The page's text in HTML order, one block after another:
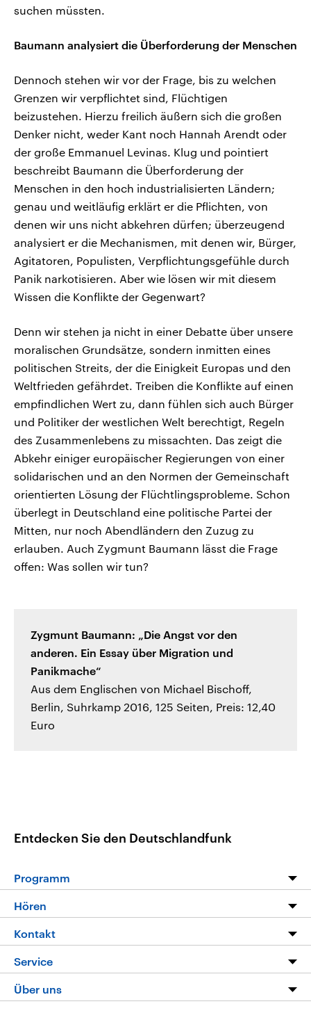
suchen müssten.
Baumann analysiert die Überforderung der Menschen
Dennoch stehen wir vor der Frage, bis zu welchen
Grenzen wir verpflichtet sind, Flüchtigen
beizustehen. Hierzu freilich äußern sich die großen
Denker nicht, weder Kant noch Hannah Arendt oder
der große Emmanuel Levinas. Klug und pointiert
beschreibt Baumann die Überforderung der
Menschen in den hoch industrialisierten Ländern;
genau und weitläufig erklärt er die Pflichten, von
denen wir uns nicht abkehren dürfen; überzeugend
analysiert er die Mechanismen, mit denen wir, Bürger,
Agitatoren, Populisten, Verpflichtungsgefühle durch
Panik narkotisieren. Aber wie lösen wir mit diesem
Wissen die Konflikte der Gegenwart?
Denn wir stehen ja nicht in einer Debatte über unsere
moralischen Grundsätze, sondern inmitten eines
politischen Streits, der die Einigkeit Europas und den
Weltfrieden gefährdet. Treiben die Konflikte auf einen
empfindlichen Wert zu, dann fühlen sich auch Bürger
und Politiker der westlichen Welt berechtigt, Regeln
des Zusammenlebens zu missachten. Das zeigt die
Abkehr einiger europäischer Regierungen von einer
solidarischen und an den Normen der Gemeinschaft
orientierten Lösung der Flüchtlingsprobleme. Schon
überlegt in Deutschland eine politische Partei der
Mitten, nur noch Abendländern den Zuzug zu
erlauben. Auch Zygmunt Baumann lässt die Frage
offen: Was sollen wir tun?
Zygmunt Baumann: „Die Angst vor den
anderen. Ein Essay über Migration und
Panikmache“
Aus dem Englischen von Michael Bischoff,
Berlin, Suhrkamp 2016, 125 Seiten, Preis: 12,40
Euro
Entdecken Sie den Deutschlandfunk
Programm
Programm
Die Nachrichten
Nachrichtenleicht
Neue Beiträge auf dlf.de
Hören
Livestream
Podcasts
Deutschlandfunk App
Kontakt
Hörerservice
Service
FAQ
Über uns